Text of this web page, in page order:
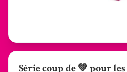
Série coup de 💚 pour